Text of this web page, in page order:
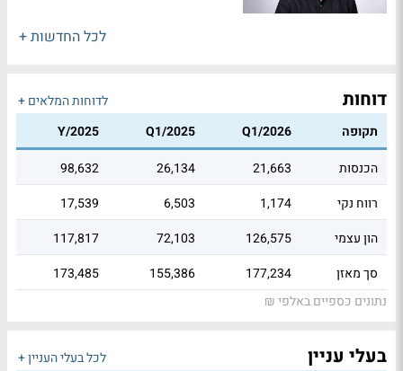
לכל החדשות +
דוחות
לדוחות המלאים +
תקופה
Q1/2026
Q1/2025
Y/2025
הכנסות
21,663
26,134
98,632
רווח נקי
1,174
6,503
17,539
הון עצמי
126,575
72,103
117,817
סך מאזן
177,234
155,386
173,485
נתונים כספיים באלפי ₪
בעלי עניין
לכל בעלי העניין +